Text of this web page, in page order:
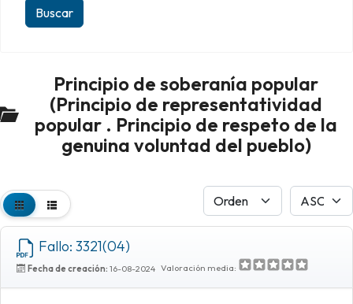
Principio de soberanía popular
(Principio de representatividad
popular . Principio de respeto de la
genuina voluntad del pueblo)
Fallo: 3321(04)
Fecha de creación: 16-08-2024 Valoración media: